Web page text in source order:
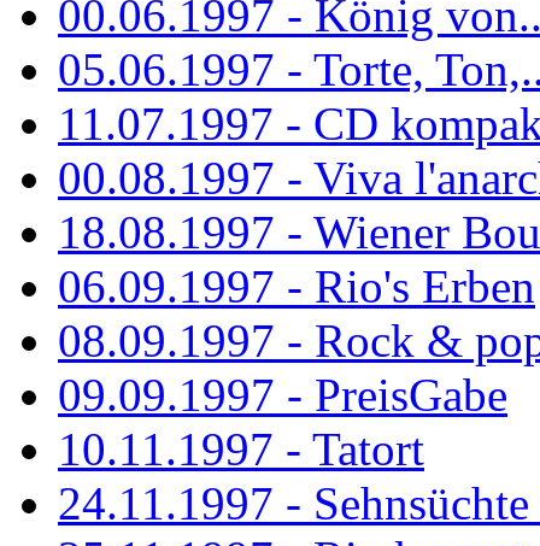
00.06.1997 - König
05.06.1997 - Torte,
11.07.1997 - CD
00.08.1997 - Viva
18.08.1997 - Wiener
06.09.1997 - Rio's Erben
08.09.1997 - Rock &
09.09.1997 - PreisGabe
10.11.1997 - Tatort
24.11.1997 -